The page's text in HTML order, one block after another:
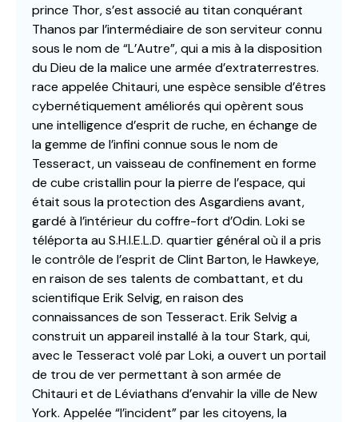
prince Thor, s’est associé au titan conquérant
Thanos par l’intermédiaire de son serviteur connu
sous le nom de “L’Autre”, qui a mis à la disposition
du Dieu de la malice une armée d’extraterrestres.
race appelée Chitauri, une espèce sensible d’êtres
cybernétiquement améliorés qui opèrent sous
une intelligence d’esprit de ruche, en échange de
la gemme de l’infini connue sous le nom de
Tesseract, un vaisseau de confinement en forme
de cube cristallin pour la pierre de l’espace, qui
était sous la protection des Asgardiens avant,
gardé à l’intérieur du coffre-fort d’Odin. Loki se
téléporta au S.H.I.E.L.D. quartier général où il a pris
le contrôle de l’esprit de Clint Barton, le Hawkeye,
en raison de ses talents de combattant, et du
scientifique Erik Selvig, en raison des
connaissances de son Tesseract. Erik Selvig a
construit un appareil installé à la tour Stark, qui,
avec le Tesseract volé par Loki, a ouvert un portail
de trou de ver permettant à son armée de
Chitauri et de Léviathans d’envahir la ville de New
York. Appelée “l’incident” par les citoyens, la